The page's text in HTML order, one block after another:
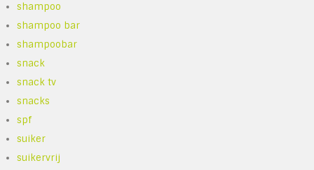
shampoo
shampoo bar
shampoobar
snack
snack tv
snacks
spf
suiker
suikervrij